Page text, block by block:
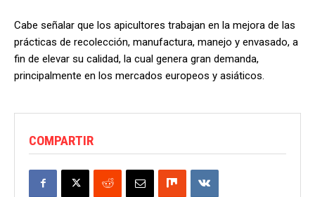
Cabe señalar que los apicultores trabajan en la mejora de las
prácticas de recolección, manufactura, manejo y envasado, a
fin de elevar su calidad, la cual genera gran demanda,
principalmente en los mercados europeos y asiáticos.
COMPARTIR